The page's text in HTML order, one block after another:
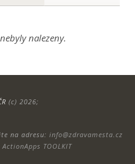
nalezeny.
na adresu: info@zdravamesta.cz
TOOLKIT
(c) 2026;